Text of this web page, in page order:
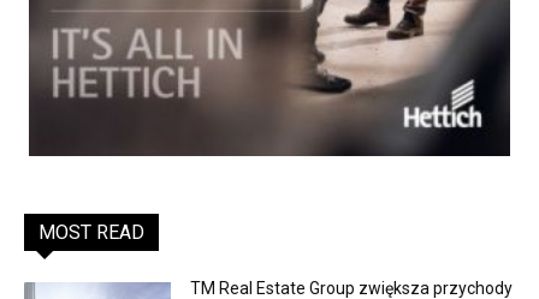
MOST READ
TM Real Estate Group zwiększa przychody